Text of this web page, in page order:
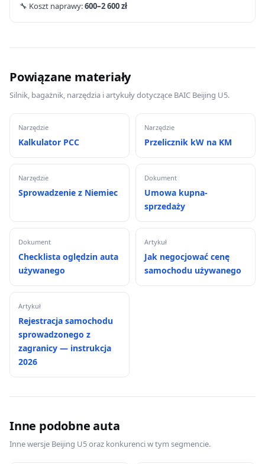
🔧 Koszt naprawy:600–2 600 zł
Powiązane materiały
Silnik, bagażnik, narzędzia i artykuły dotyczące BAIC Beijing U5.
Narzędzie
Kalkulator PCC
Narzędzie
Przelicznik kW na KM
Narzędzie
Sprowadzenie z Niemiec
Dokument
Umowa kupna-
sprzedaży
Dokument
Checklista oględzin auta
używanego
Artykuł
Jak negocjować cenę
samochodu używanego
Artykuł
Rejestracja samochodu
sprowadzonego z
zagranicy — instrukcja
2026
Inne podobne auta
Inne wersje Beijing U5 oraz konkurenci w tym segmencie.